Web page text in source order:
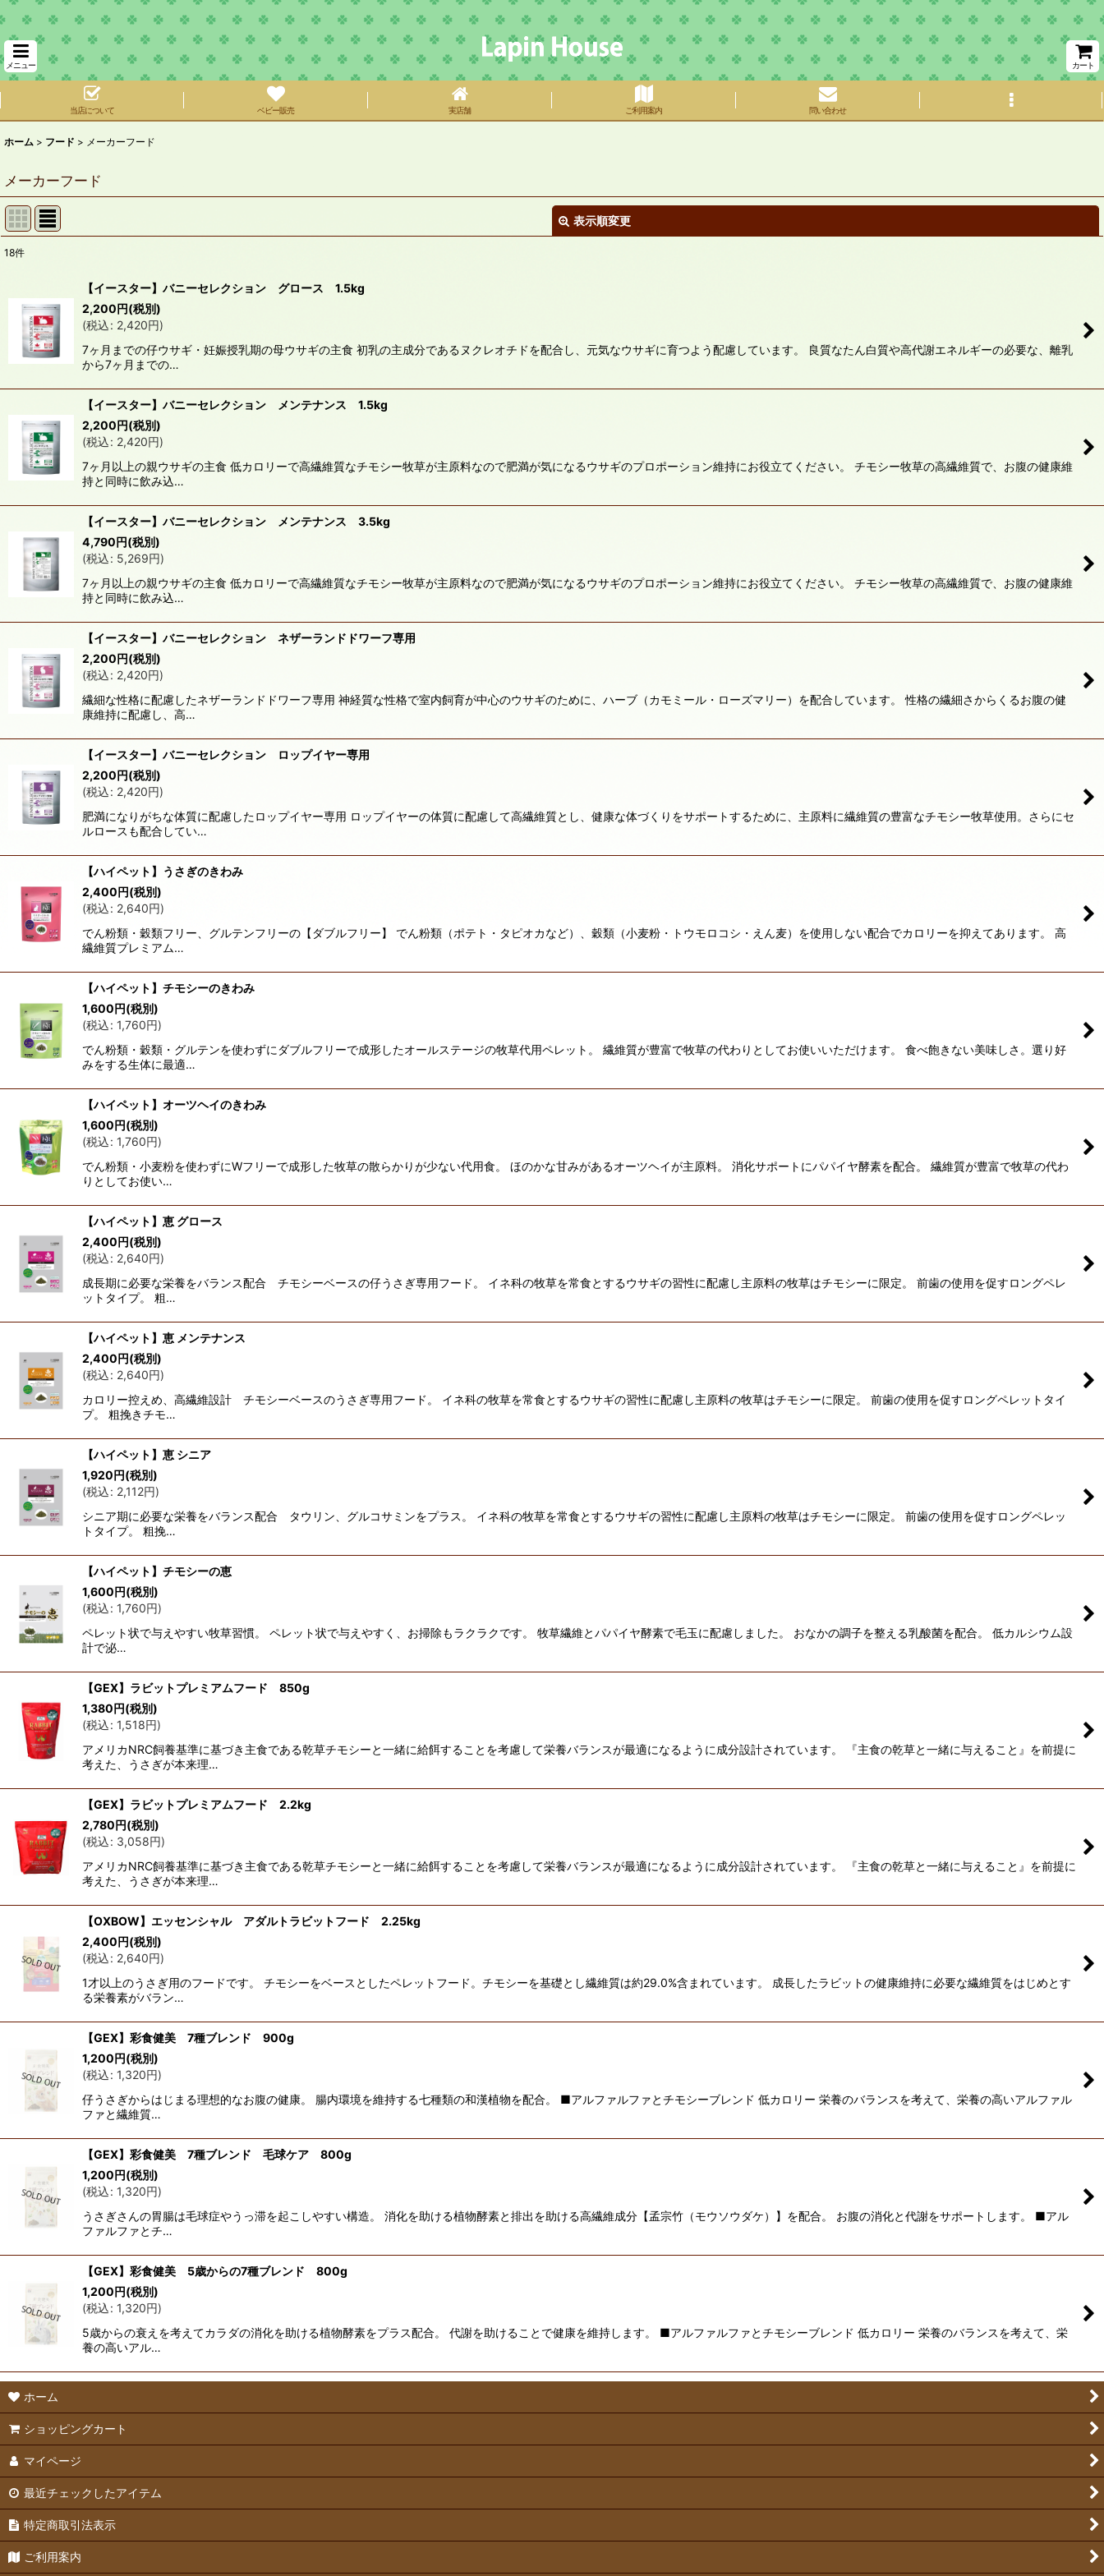
メニュー カート
当店について ベビー販売 実店舗 ご利用案内 問い合わせ
ホーム > フード > メーカーフード
メーカーフード
表示順変更
在庫あり
並び順:
絞り込む
18件
【イースター】バニーセレクション グロース 1.5kg
2,200円(税別)
(税込: 2,420円)
7ヶ月までの仔ウサギ・妊娠授乳期の母ウサギの主食 初乳の主成分であるヌクレオチドを配合し、元気なウサギに育つよう配慮しています。 良質なたん白質や高代謝エネルギーの必要な、離乳
から7ヶ月までの…
【イースター】バニーセレクション メンテナンス 1.5kg
2,200円(税別)
(税込: 2,420円)
7ヶ月以上の親ウサギの主食 低カロリーで高繊維質なチモシー牧草が主原料なので肥満が気になるウサギのプロポーション維持にお役立てください。 チモシー牧草の高繊維質で、お腹の健康維
持と同時に飲み込…
【イースター】バニーセレクション メンテナンス 3.5kg
4,790円(税別)
(税込: 5,269円)
7ヶ月以上の親ウサギの主食 低カロリーで高繊維質なチモシー牧草が主原料なので肥満が気になるウサギのプロポーション維持にお役立てください。 チモシー牧草の高繊維質で、お腹の健康維
持と同時に飲み込…
【イースター】バニーセレクション ネザーランドドワーフ専用
2,200円(税別)
(税込: 2,420円)
繊細な性格に配慮したネザーランドドワーフ専用 神経質な性格で室内飼育が中心のウサギのために、ハーブ（カモミール・ローズマリー）を配合しています。 性格の繊細さからくるお腹の健
康維持に配慮し、高…
【イースター】バニーセレクション ロップイヤー専用
2,200円(税別)
(税込: 2,420円)
肥満になりがちな体質に配慮したロップイヤー専用 ロップイヤーの体質に配慮して高繊維質とし、健康な体づくりをサポートするために、主原料に繊維質の豊富なチモシー牧草使用。さらにセ
ルロースも配合してい…
【ハイペット】うさぎのきわみ
2,400円(税別)
(税込: 2,640円)
でん粉類・穀類フリー、グルテンフリーの【ダブルフリー】 でん粉類（ポテト・タピオカなど）、穀類（小麦粉・トウモロコシ・えん麦）を使用しない配合でカロリーを抑えてあります。 高
繊維質プレミアム…
【ハイペット】チモシーのきわみ
1,600円(税別)
(税込: 1,760円)
でん粉類・穀類・グルテンを使わずにダブルフリーで成形したオールステージの牧草代用ペレット。 繊維質が豊富で牧草の代わりとしてお使いいただけます。 食べ飽きない美味しさ。選り好
みをする生体に最適…
【ハイペット】オーツヘイのきわみ
1,600円(税別)
(税込: 1,760円)
でん粉類・小麦粉を使わずにWフリーで成形した牧草の散らかりが少ない代用食。 ほのかな甘みがあるオーツヘイが主原料。 消化サポートにパパイヤ酵素を配合。 繊維質が豊富で牧草の代わ
りとしてお使い…
【ハイペット】恵 グロース
2,400円(税別)
(税込: 2,640円)
成長期に必要な栄養をバランス配合 チモシーベースの仔うさぎ専用フード。 イネ科の牧草を常食とするウサギの習性に配慮し主原料の牧草はチモシーに限定。 前歯の使用を促すロングペレ
ットタイプ。 粗…
【ハイペット】恵 メンテナンス
2,400円(税別)
(税込: 2,640円)
カロリー控えめ、高繊維設計 チモシーベースのうさぎ専用フード。 イネ科の牧草を常食とするウサギの習性に配慮し主原料の牧草はチモシーに限定。 前歯の使用を促すロングペレットタイ
プ。 粗挽きチモ…
【ハイペット】恵 シニア
1,920円(税別)
(税込: 2,112円)
シニア期に必要な栄養をバランス配合 タウリン、グルコサミンをプラス。 イネ科の牧草を常食とするウサギの習性に配慮し主原料の牧草はチモシーに限定。 前歯の使用を促すロングペレッ
トタイプ。 粗挽…
【ハイペット】チモシーの恵
1,600円(税別)
(税込: 1,760円)
ペレット状で与えやすい牧草習慣。 ペレット状で与えやすく、お掃除もラクラクです。 牧草繊維とパパイヤ酵素で毛玉に配慮しました。 おなかの調子を整える乳酸菌を配合。 低カルシウム設
計で泌…
【GEX】ラビットプレミアムフード 850g
1,380円(税別)
(税込: 1,518円)
アメリカNRC飼養基準に基づき主食である乾草チモシーと一緒に給餌することを考慮して栄養バランスが最適になるように成分設計されています。 『主食の乾草と一緒に与えること』を前提に
考えた、うさぎが本来理…
【GEX】ラビットプレミアムフード 2.2kg
2,780円(税別)
(税込: 3,058円)
アメリカNRC飼養基準に基づき主食である乾草チモシーと一緒に給餌することを考慮して栄養バランスが最適になるように成分設計されています。 『主食の乾草と一緒に与えること』を前提に
考えた、うさぎが本来理…
【OXBOW】エッセンシャル アダルトラビットフード 2.25kg
2,400円(税別)
(税込: 2,640円)
1才以上のうさぎ用のフードです。 チモシーをベースとしたペレットフード。チモシーを基礎とし繊維質は約29.0%含まれています。 成長したラビットの健康維持に必要な繊維質をはじめとす
る栄養素がバラン…
【GEX】彩食健美 7種ブレンド 900g
1,200円(税別)
(税込: 1,320円)
仔うさぎからはじまる理想的なお腹の健康。 腸内環境を維持する七種類の和漢植物を配合。 ■アルファルファとチモシーブレンド 低カロリー 栄養のバランスを考えて、栄養の高いアルファル
ファと繊維質…
【GEX】彩食健美 7種ブレンド 毛球ケア 800g
1,200円(税別)
(税込: 1,320円)
うさぎさんの胃腸は毛球症やうっ滞を起こしやすい構造。 消化を助ける植物酵素と排出を助ける高繊維成分【孟宗竹（モウソウダケ）】を配合。 お腹の消化と代謝をサポートします。 ■アル
ファルファとチ…
【GEX】彩食健美 5歳からの7種ブレンド 800g
1,200円(税別)
(税込: 1,320円)
5歳からの衰えを考えてカラダの消化を助ける植物酵素をプラス配合。 代謝を助けることで健康を維持します。 ■アルファルファとチモシーブレンド 低カロリー 栄養のバランスを考えて、栄
養の高いアル…
ホーム
ショッピングカート
マイページ
最近チェックしたアイテム
特定商取引法表示
ご利用案内